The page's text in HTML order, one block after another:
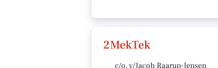
2MekTek
c/o. v/Jacob Raarup-Jensen